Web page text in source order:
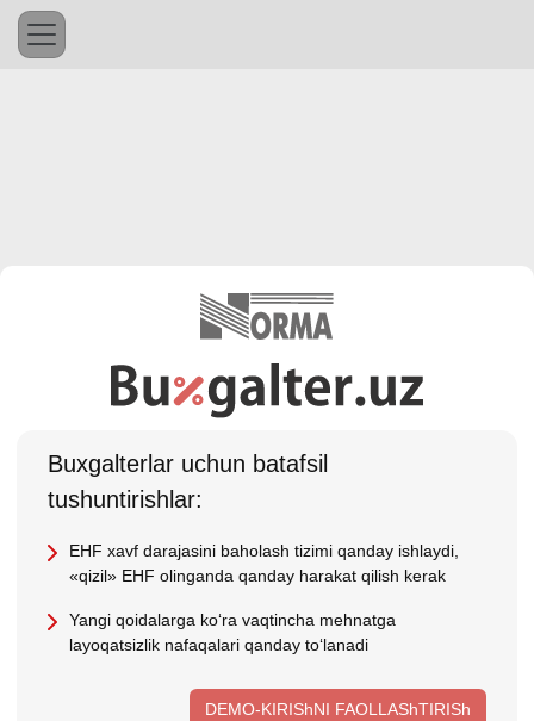
Buхgalterlar uchun batafsil
tushuntirishlar:
EHF хavf darajasini baholash tizimi qanday ishlaydi,
«qizil» EHF olinganda qanday harakat qilish kerak
Yangi qoidalarga koʻra vaqtincha mehnatga
layoqatsizlik nafaqalari qanday toʻlanadi
DEMO-KIRIShNI FAOLLAShTIRISh